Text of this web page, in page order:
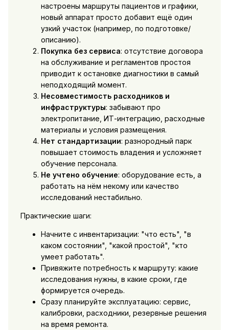
настроены маршруты пациентов и графики,
новый аппарат просто добавит ещё один
узкий участок (например, по подготовке/
описанию).
Покупка без сервиса: отсутствие договора
на обслуживание и регламентов простоя
приводит к остановке диагностики в самый
неподходящий момент.
Несовместимость расходников и
инфраструктуры: забывают про
электропитание, ИТ-интеграцию, расходные
материалы и условия размещения.
Нет стандартизации: разнородный парк
повышает стоимость владения и усложняет
обучение персонала.
Не учтено обучение: оборудование есть, а
работать на нём некому или качество
исследований нестабильно.
Практические шаги:
Начните с инвентаризации: "что есть", "в
каком состоянии", "какой простой", "кто
умеет работать".
Привяжите потребность к маршруту: какие
исследования нужны, в какие сроки, где
формируется очередь.
Сразу планируйте эксплуатацию: сервис,
калибровки, расходники, резервные решения
на время ремонта.